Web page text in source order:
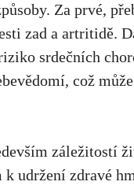
Za‌ prvé,
zad a artritidě.⁤
srdečních
‌což
záležitostí
udržení zdravé‍